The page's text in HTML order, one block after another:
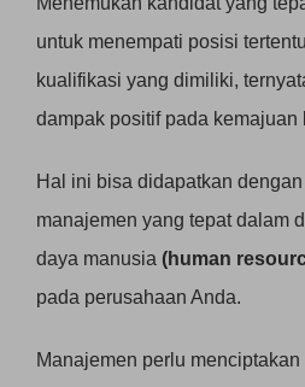
untuk menempati posisi
kualifikasi yang dimiliki,
dampak positif pada kemajuan
Hal ini bisa didapatkan
manajemen yang tepat dalam
daya manusia (human
pada perusahaan Anda.
Manajemen perlu